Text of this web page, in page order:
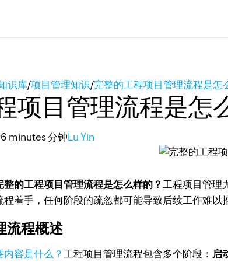
识库/项目管理知识/完整的工程项目管理流程是怎
项目管理流程是怎
6 minutes 分钟 Lu Yin
整的工程项目管理流程是怎么样的？工程项目管理
程着手，任何阶段的疏忽都可能导致后续工作难以
流程概述
内容是什么？工程项目管理流程包含多个阶段： 启